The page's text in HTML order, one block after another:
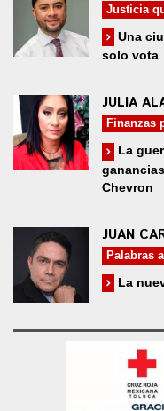
Justicia
Una
solo vota
JULIA
Finanzas
La
Chevron
JUAN
Palabras
La